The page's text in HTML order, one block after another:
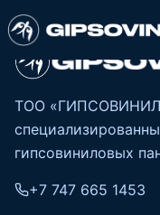
ТОО
гипсовиниловых
+7 747 665 1453